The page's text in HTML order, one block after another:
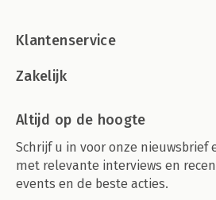
Klantenservice
Zakelijk
Altijd op de hoogte
Schrijf u in voor onze nieuwsbrief
met relevante interviews en
events en de beste acties.